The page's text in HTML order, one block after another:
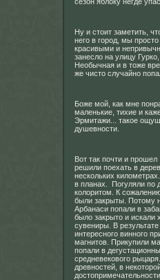
Ну и стоит заметить,
него в город, мы
красивыми и
занесло на улицу
Необычная и в тоже
же чисто случайно
Боже мой, как мне
маленькие, тихие и
Эрмитажи... такое
душевности.
Вот так почти и
решили поехать в
нескольких
в планах. Погуляли по
колоритом. К
были закрыты. Потому
Арбанаси попали в
было закрыто и искали
сувениры. В
интересного винного
магнитов. Прикупили
попали в
средневекового
древностей, в